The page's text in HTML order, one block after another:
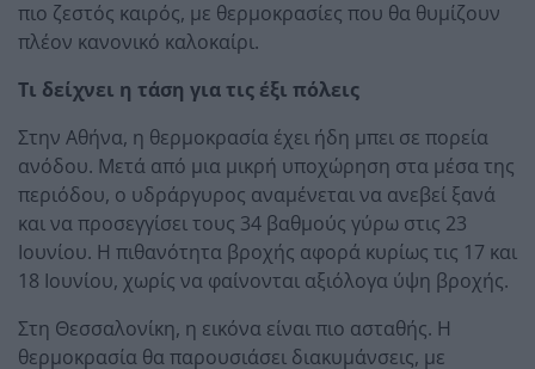
πιο ζεστός καιρός, με θερμοκρασίες που θα θυμίζουν
πλέον κανονικό καλοκαίρι.
Τι δείχνει η τάση για τις έξι πόλεις
Στην Αθήνα, η θερμοκρασία έχει ήδη μπει σε πορεία
ανόδου. Μετά από μια μικρή υποχώρηση στα μέσα της
περιόδου, ο υδράργυρος αναμένεται να ανεβεί ξανά
και να προσεγγίσει τους 34 βαθμούς γύρω στις 23
Ιουνίου. Η πιθανότητα βροχής αφορά κυρίως τις 17 και
18 Ιουνίου, χωρίς να φαίνονται αξιόλογα ύψη βροχής.
Στη Θεσσαλονίκη, η εικόνα είναι πιο ασταθής. Η
θερμοκρασία θα παρουσιάσει διακυμάνσεις, με